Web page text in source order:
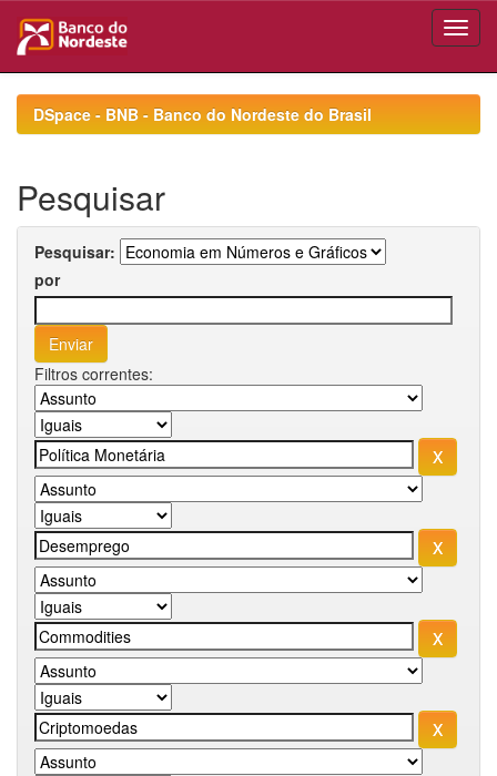
navigationDSpace - BNB - Banco do Nordeste do Brasil
Pesquisar
Pesquisar:
por
Filtros correntes: